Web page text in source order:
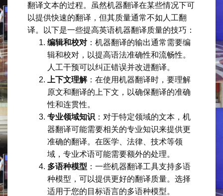
翻译文本的过程。虽然机器翻译在某些情况下可
以提供快速的翻译，但其质量通常不如人工翻
译。以下是一些提高英语机器翻译质量的技巧：
编辑和校对 ：机器翻译的输出通常需要编
辑和校对，以提高语法准确性和流畅性。
人工干预可以纠正错误并改进翻译。
上下文理解：在使用机器翻译时，要理解
原文和翻译的上下文，以确保翻译的准确
性和连贯性。
专业领域知识 ：对于特定领域的文本，机
器翻译可能需要相关的专业知识来提供更
准确的翻译。在医学、法律、技术等领
域，专业术语可能需要额外的处理。
多语种模型 ：一些机器翻译工具支持多语
种模型，可以提供更好的翻译质量。选择
适用于您的目标语言的多语种模型。